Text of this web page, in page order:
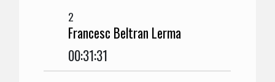
2
Francesc Beltran Lerma
00:31:31